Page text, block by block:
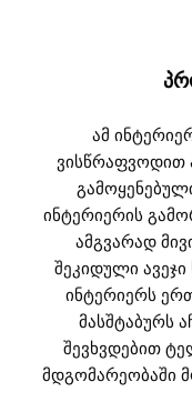
ამ
ვისწრაფვოდით
ინტერიერის
ამგვარად
შეკიდული
ინტერიერს
მასშტაბურს
შევხვდებით
მდგომარეობაში